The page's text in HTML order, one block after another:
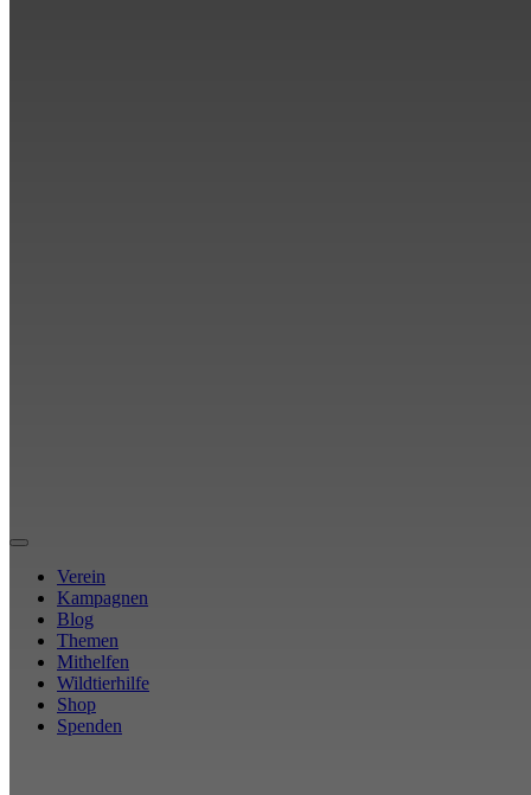
Verein
Kampagnen
Blog
Themen
Mithelfen
Wildtierhilfe
Shop
Spenden